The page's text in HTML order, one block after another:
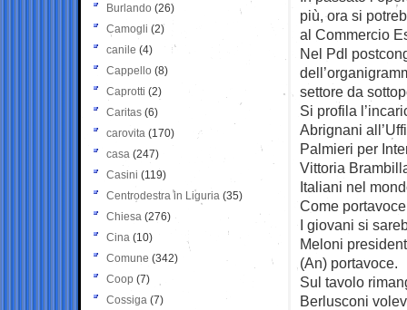
più, ora si
al Commercio
Nel Pdl
settore da
Si profila
Abrignani
Palmieri per
Vittoria
Italiani nel
Come
I giovani si
Meloni
(An) portavoce.
Sul tavolo
Berlusconi
Burlando (26)
Camogli (2)
canile (4)
Cappello (8)
Caprotti (2)
Caritas (6)
carovita (170)
casa (247)
Casini (119)
Centrodestra in Liguria (35)
Chiesa (276)
Cina (10)
Comune (342)
Coop (7)
Cossiga (7)